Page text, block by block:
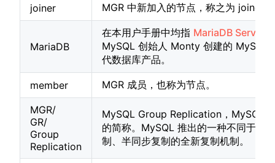
joiner MGR 中新加入的节点，称之为 joiner。
MariaDB
在本用户手册中均指 MariaDB Server
MySQL 创始人 Monty 创建的 MySQL
代数据库产品。
member MGR 成员，也称为节点。
MGR/
GR/
Group
Replication
MySQL Group Replication，MySQL
的简称。MySQL 推出的一种不同于主
制、半同步复制的全新复制机制。